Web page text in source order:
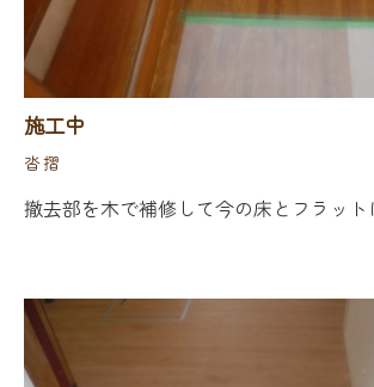
施工中
沓摺
撤去部を木で補修して今の床とフラット